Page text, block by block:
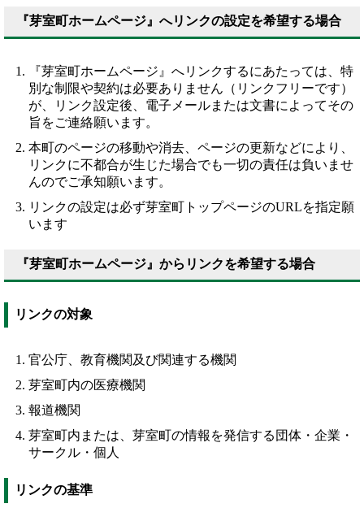
『芽室町ホームページ』へリンクの設定を希望する場合
『芽室町ホームページ』へリンクするにあたっては、特
別な制限や契約は必要ありません（リンクフリーです）
が、リンク設定後、電子メールまたは文書によってその
旨をご連絡願います。
本町のページの移動や消去、ページの更新などにより、
リンクに不都合が生じた場合でも一切の責任は負いませ
んのでご承知願います。
リンクの設定は必ず芽室町トップページのURLを指定願
います
『芽室町ホームページ』からリンクを希望する場合
リンクの対象
官公庁、教育機関及び関連する機関
芽室町内の医療機関
報道機関
芽室町内または、芽室町の情報を発信する団体・企業・
サークル・個人
リンクの基準